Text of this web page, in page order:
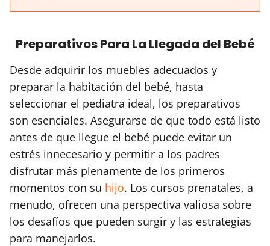
Preparativos Para La Llegada del Bebé
Desde adquirir los muebles adecuados y
preparar la habitación del bebé, hasta
seleccionar el pediatra ideal, los preparativos
son esenciales. Asegurarse de que todo está listo
antes de que llegue el bebé puede evitar un
estrés innecesario y permitir a los padres
disfrutar más plenamente de los primeros
momentos con su hijo. Los cursos prenatales, a
menudo, ofrecen una perspectiva valiosa sobre
los desafíos que pueden surgir y las estrategias
para manejarlos.